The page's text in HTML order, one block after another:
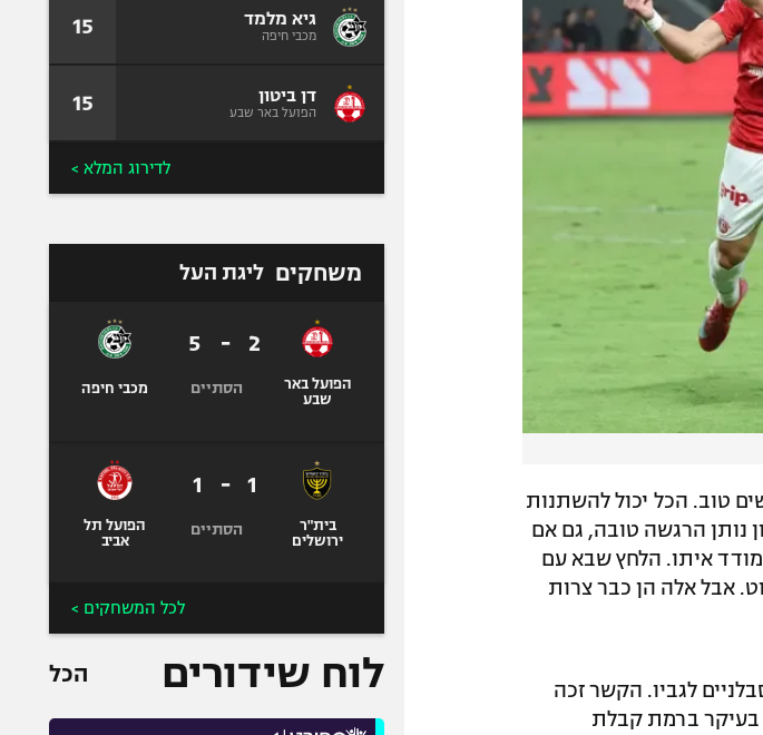
טוב. הכל יכול להשתנות
נותן הרגשה טובה, גם אם
איתו. הלחץ שבא עם
אבל אלה הן כבר צרות
לגביו. הקשר זכה
בעיקר ברמת קבלת
גיא מלמד
מכבי חיפה 15
דן ביטון
הפועל באר שבע 15
לדירוג המלא >
משחקים ליגת העל
הפועל באר
שבע
2
-
5
הסתיים מכבי חיפה
בית"ר
ירושלים
1
-
1
הסתיים
הפועל תל
אביב
לכל המשחקים >
לוח שידורים הכל